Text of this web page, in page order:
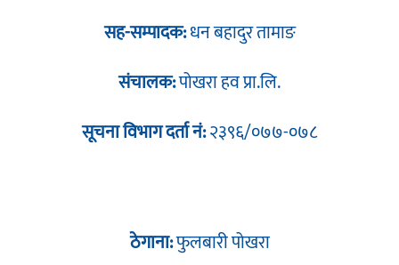
सह-सम्पादक:धन बहादुर तामाङ
संचालक:पोखरा हव प्रा.लि.
सूचना विभाग दर्ता नं:२३९६/०७७-०७८
ठेगाना:फुलबारी पोखरा